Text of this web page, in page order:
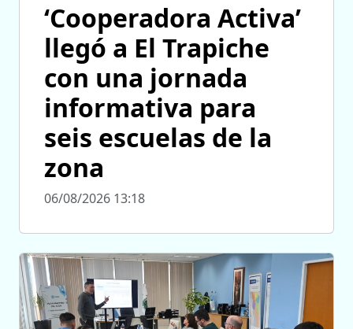
‘Cooperadora Activa’
llegó a El Trapiche
con una jornada
informativa para
seis escuelas de la
zona
06/08/2026 13:18